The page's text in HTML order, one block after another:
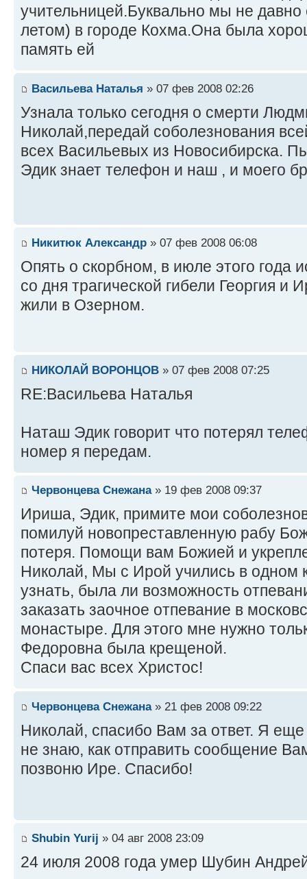
учительницей.Буквально мы не
летом) в городе Кохма.Она была
память ей
Васильева Наталья » 07 фев 2008 02:26
Узнала только сегодня о смерти
Николай,передай соболезнования
всех Васильевых из Новосибирска.
Эдик знает телефон и наш , и моего
Никитюк Александр » 07 фев 2008 06:08
Опять о скорбном, в июле этого года
со дня трагической гибели Георгия
жили в Озерном.
НИКОЛАЙ ВОРОНЦОВ » 07 фев 2008 07:25
RE:Васильева Наталья
Наташ Эдик говорит что потерял
номер я передам.
Червонцева Снежана» 19 фев 2008 09:37
Ириша, Эдик, примите мои
помилуй новопреставленную рабу
потеря. Помощи вам Божией и
Николай, Мы с Ирой учились в одном
узнать, была ли возможность
заказать заочное отпевание в
монастыре. Для этого мне нужно
Федоровна была крещеной.
Спаси вас всех Христос!
Червонцева Снежана» 21 фев 2008 09:22
Николай, спасибо Вам за ответ. Я
не знаю, как отправить сообщение
позвоню Ире. Спасибо!
Shubin Yurij » 04 авг 2008 23:09
24 июля 2008 года умер Шубин